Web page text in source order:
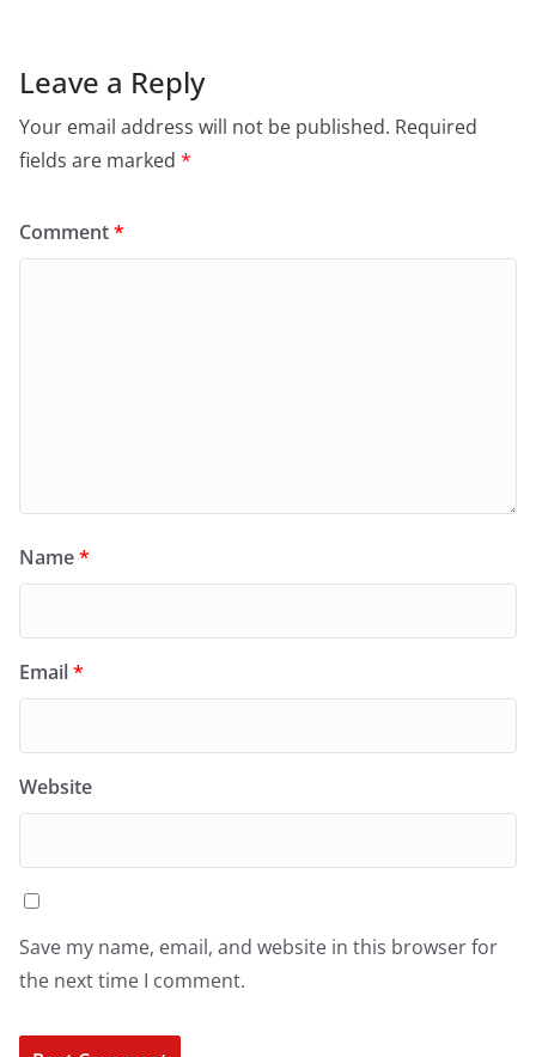
Leave a Reply
Your email address will not be published. Required
fields are marked *
Comment*
Name*
Email*
Website
Save my name, email, and website in this browser for
the next time I comment.